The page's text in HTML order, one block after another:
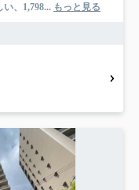
、1,798... もっと見る